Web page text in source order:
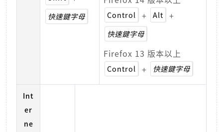
快速鍵字母 Control + Alt +
快速鍵字母
Firefox 13 版本以上
Control + 快速鍵字母
Int
er
ne